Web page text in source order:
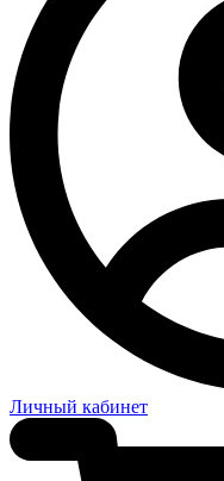
Личный кабинет